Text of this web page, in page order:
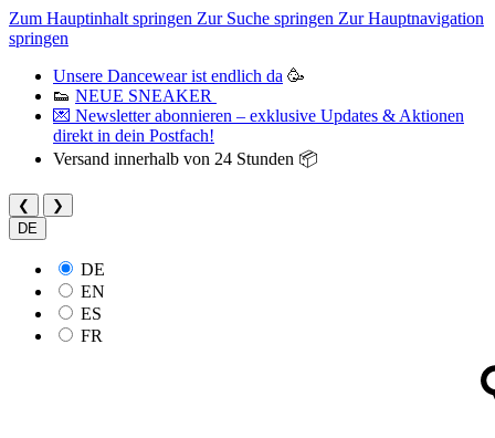
Zum Hauptinhalt springen Zur Suche springen Zur Hauptnavigation
springen
Unsere Dancewear ist endlich da 🥳
👟 NEUE SNEAKER
💌 Newsletter abonnieren – exklusive Updates & Aktionen
direkt in dein Postfach!
Versand innerhalb von 24 Stunden 📦
❮
❯
DE
DE
EN
ES
FR